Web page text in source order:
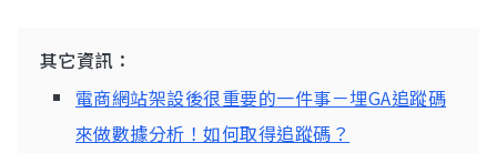
其它資訊：
電商網站架設後很重要的一件事－埋GA追蹤碼
來做數據分析！如何取得追蹤碼？